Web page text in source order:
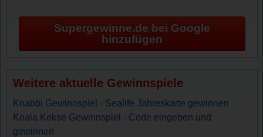
Supergewinne.de bei Google
hinzufügen
Weitere aktuelle Gewinnspiele
Knabbi Gewinnspiel - Sealife Jahreskarte gewinnen
Koala Kekse Gewinnspiel - Code eingeben und
gewinnen